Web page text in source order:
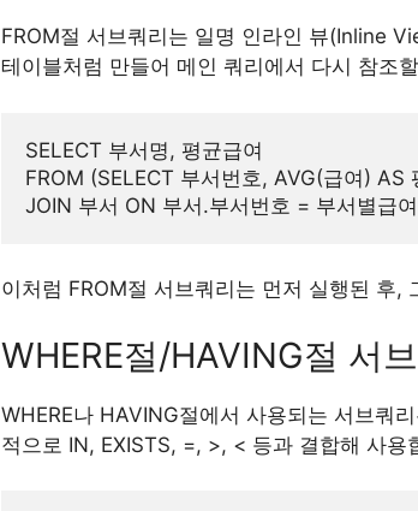
FROM절 서브쿼리는 일명 인라인 뷰(Inline
테이블처럼 만들어 메인 쿼리에서 다시 참조
SELECT 부서명, 평균급여
FROM (SELECT 부서번호, AVG(급여)
이처럼 FROM절 서브쿼리는 먼저 실행된 후,
WHERE절/HAVING절 서
WHERE나 HAVING절에서 사용되는 서브쿼
적으로 IN, EXISTS, =, >, < 등과 결합해 사용